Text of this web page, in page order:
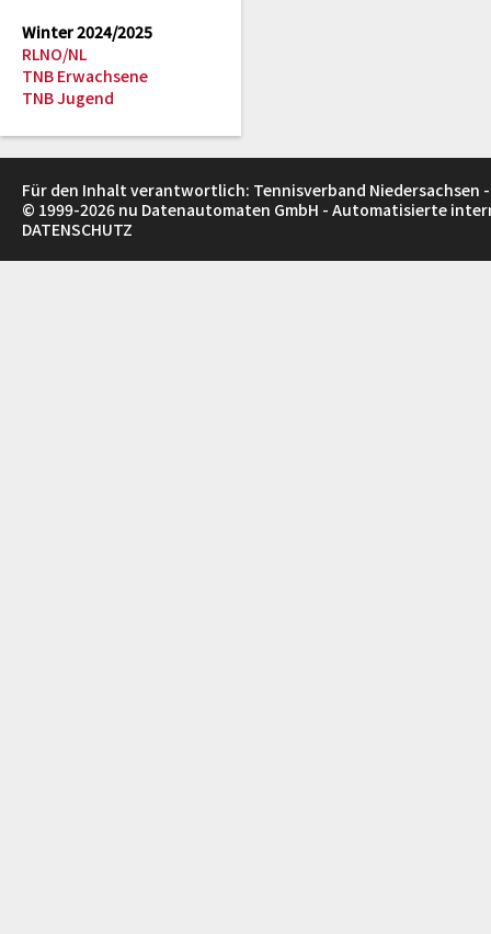
Winter 2024/2025
RLNO/NL
TNB Erwachsene
TNB Jugend
Für den Inhalt verantwortlich: Tennisverband Niedersachsen -
© 1999-2026 nu Datenautomaten GmbH - Automatisierte
DATENSCHUTZ